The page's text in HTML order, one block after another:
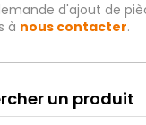
d'ajout de
à nous contacter.
un produit